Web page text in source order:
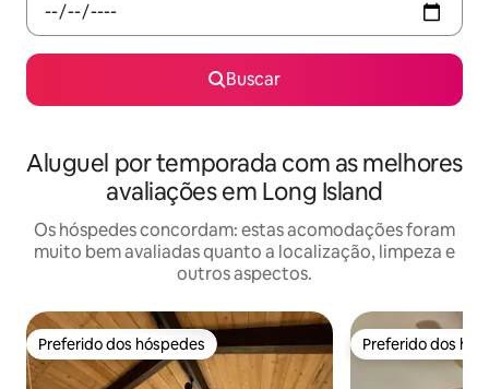
Buscar
Aluguel por temporada com as melhores
avaliações em Long Island
Os hóspedes concordam: estas acomodações foram
muito bem avaliadas quanto a localização, limpeza e
outros aspectos.
Preferido dos hóspedes
Preferido dos hóspedes Preferido dos
Preferido dos